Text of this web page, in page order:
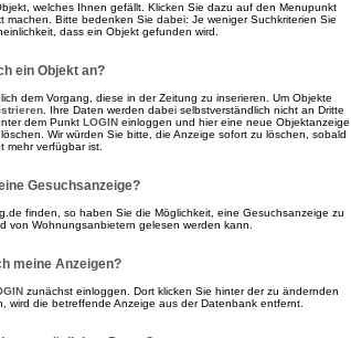
welches Ihnen gefällt. Klicken Sie dazu auf den Menupunkt
Bitte bedenken Sie dabei: Je weniger Suchkriterien Sie
dass ein Objekt gefunden wird.
ein Objekt an?
dem Vorgang, diese in der Zeitung zu inserieren. Um Objekte
. Ihre Daten werden dabei selbstverständlich nicht an Dritte
dem Punkt LOGINeinloggen und hier eine neue Objektanzeige
Wir würden Sie bitte, die Anzeige sofort zu löschen, sobald
mehr verfügbar ist.
Gesuchsanzeige?
finden, so haben Sie die Möglichkeit, eine Gesuchsanzeige zu
von Wohnungsanbietern gelesen werden kann.
meine Anzeigen?
zunächst einloggen. Dort klicken Sie hinter der zu ändernden
wird die betreffende Anzeige aus der Datenbank entfernt.